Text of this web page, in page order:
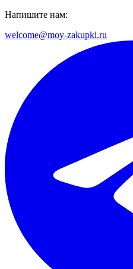
Напишите нам:
welcome@moy-zakupki.ru